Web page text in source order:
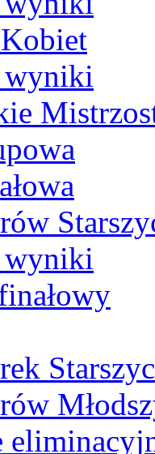
wyniki
wyniki